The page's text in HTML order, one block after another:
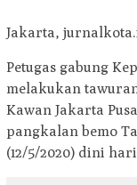
Jakarta,
Petugas gabung
melakukan
Kawan Jakarta
pangkalan bemo
(12/5/2020) dini